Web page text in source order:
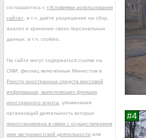
соглашаетесь с «Условиями использования
сайта» , в т.ч. даёте разрешение на сбор,
анализ и хранение своих персональных
данных, в т.ч. cookies.
На сайте могут содержаться ссылки на
СМИ, физлиц включённые Минюстом в
Реестр иностранных средств массовой
информации, выполняющих функции
иностранного агента , упоминания
организаций деятельность которых
приостановлена в связи с осуществлением
ими экстремистской деятельности или